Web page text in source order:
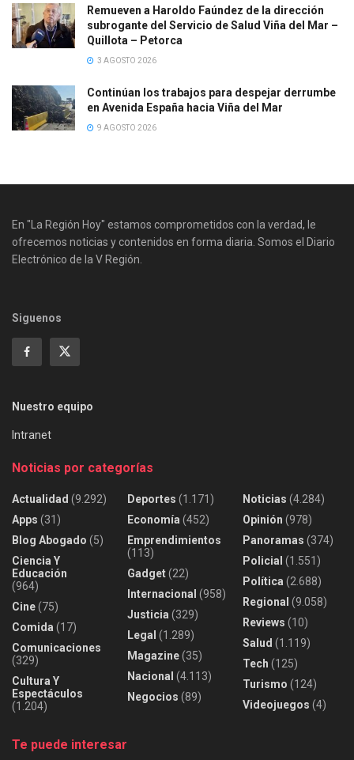
Remueven a Haroldo Faúndez de la dirección
subrogante del Servicio de Salud Viña del Mar –
Quillota – Petorca
3 AGOSTO 2026
Continúan los trabajos para despejar derrumbe
en Avenida España hacia Viña del Mar
9 AGOSTO 2026
En "La Región Hoy" estamos comprometidos con la verdad, le
ofrecemos noticias y contenidos en forma diaria. Somos el Diario
Electrónico de la V Región.
Siguenos
Nuestro equipo
Intranet
Noticias por categorías
Actualidad (9.292)
Apps (31)
Blog Abogado (5)
Ciencia Y
Educación
(964)
Cine(75)
Comida (17)
Comunicaciones
(329)
Cultura Y
Espectáculos
(1.204)
Deportes (1.171)
Economía (452)
Emprendimientos
(113)
Gadget(22)
Internacional (958)
Justicia (329)
Legal (1.289)
Magazine(35)
Nacional (4.113)
Negocios (89)
Noticias (4.284)
Opinión (978)
Panoramas (374)
Policial (1.551)
Política (2.688)
Regional (9.058)
Reviews (10)
Salud (1.119)
Tech (125)
Turismo (124)
Videojuegos (4)
Te puede interesar